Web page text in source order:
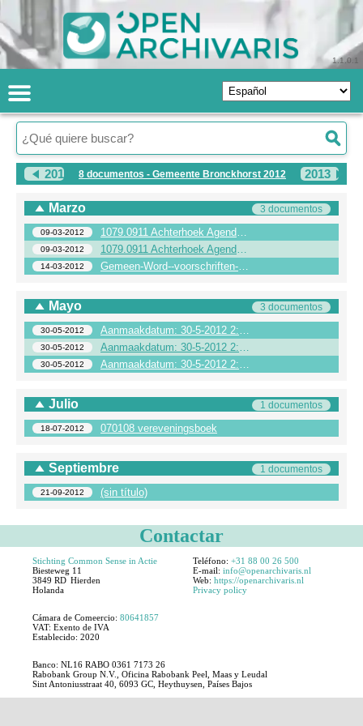
1.1.0.1
2011 8 documentos - Gemeente Bronckhorst 2012 2013
Marzo
09-03-2012 1079.0911 Achterhoek Agenda voor de toekomst detailhandelsbeleid
09-03-2012 1079.0911 Achterhoek Agenda voor de toekomst detailhandelsbeleid
14-03-2012 Gemeen-Word--voorschriften-mei-20.DOC
3 documentos
Mayo
30-05-2012 Aanmaakdatum: 30-5-2012 2:13 PM Pagina 1 van 1
30-05-2012 Aanmaakdatum: 30-5-2012 2:13 PM Pagina 1 van 1
30-05-2012 Aanmaakdatum: 30-5-2012 2:13 PM Pagina 1 van 1
3 documentos
Julio
18-07-2012 070108 vereveningsboek
1 documentos
Septiembre
21-09-2012 (sin título)
1 documentos
Contactar
Stichting Common Sense in Actie
Biesteweg 11
3849 RD Hierden
Holanda
Teléfono: +31 88 00 26 500
E-mail: info@openarchivaris.nl
Web: https://openarchivaris.nl
Privacy policy
Cámara de Comeercio: 80641857
VAT: Exento de IVA
Establecido: 2020
Banco: NL16 RABO 0361 7173 26
Rabobank Group N.V., Oficina Rabobank Peel, Maas y Leudal
Sint Antoniusstraat 40, 6093 GC, Heythuysen, Países Bajos